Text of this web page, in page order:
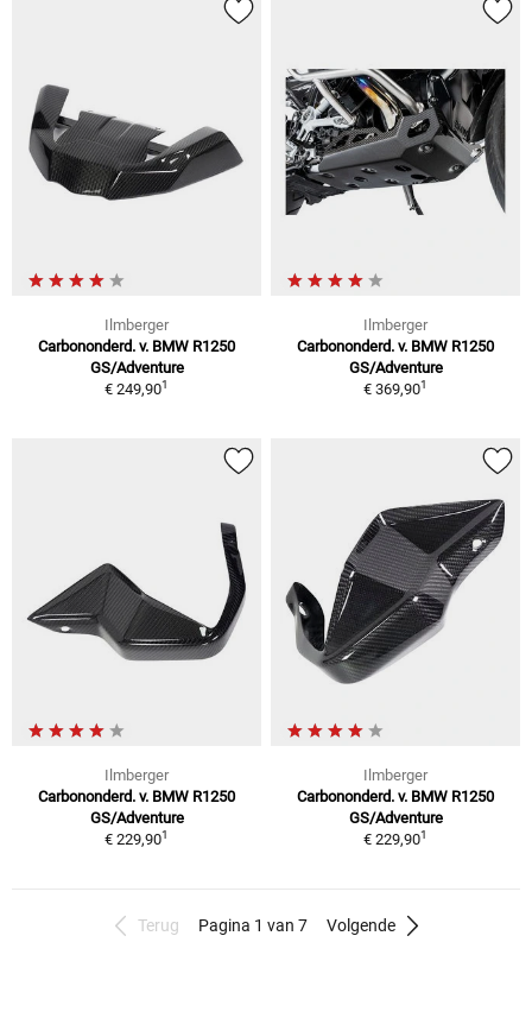
Ilmberger
Carbononderd. v. BMW R1250
GS/Adventure
€ 249,901
Ilmberger
Carbononderd. v. BMW R1250
GS/Adventure
€ 369,901
Ilmberger
Carbononderd. v. BMW R1250
GS/Adventure
€ 229,901
Ilmberger
Carbononderd. v. BMW R1250
GS/Adventure
€ 229,901
Terug Pagina 1 van 7 Volgende